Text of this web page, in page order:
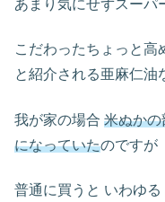
あまり気にせずスーパ
こだわったちょっと高
と紹介される亜麻仁油
我が家の場合 米ぬかの
になっていたのですが
普通に買うと いわゆる